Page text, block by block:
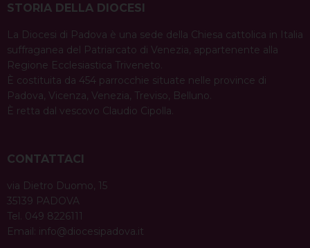
STORIA DELLA DIOCESI
La Diocesi di Padova è una sede della Chiesa cattolica in Italia
suffraganea del Patriarcato di Venezia, appartenente alla
Regione Ecclesiastica Triveneto.
È costituita da 454 parrocchie situate nelle province di
Padova, Vicenza, Venezia, Treviso, Belluno.
È retta dal vescovo Claudio Cipolla.
CONTATTACI
via Dietro Duomo, 15
35139 PADOVA
Tel. 049 8226111
Email: info@diocesipadova.it